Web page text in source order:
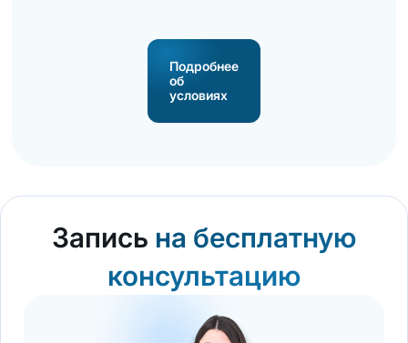
Подробнее
об
условиях
Запись на бесплатную
консультацию